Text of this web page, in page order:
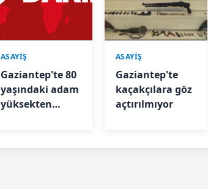
ASAYİŞ
Gaziantep'te 80
yaşındaki adam
yüksekten
ASAYİŞ
Gaziantep'te
kaçakçılara göz
açtırılmıyor